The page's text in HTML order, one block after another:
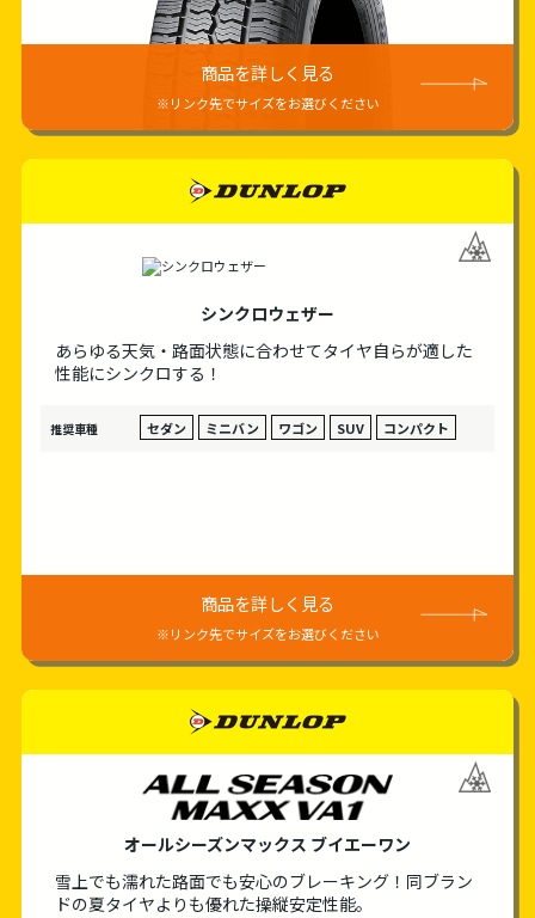
商品を詳しく見る
※リンク先でサイズをお選びください
dunlop
シンクロウェザー
あらゆる天気・路面状態に合わせてタイヤ自らが適した
性能にシンクロする！
推奨車種 セダン ミニバン ワゴン SUV コンパクト
商品を詳しく見る
※リンク先でサイズをお選びください
dunlop
オールシーズンマックス ブイエーワン
雪上でも濡れた路面でも安心のブレーキング！ 同ブラン
ドの夏タイヤよりも優れた操縦安定性能。